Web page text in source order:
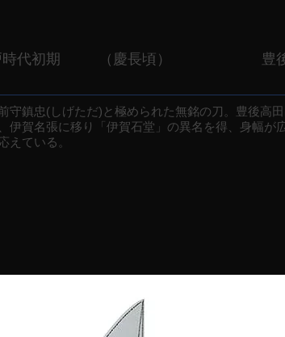
代初期 （慶長頃） 豊
守鎮忠(しげただ)と極められた無銘の刀。豊後高
伊賀名張に移り「伊賀石堂」の異名を得、身幅が
えている。